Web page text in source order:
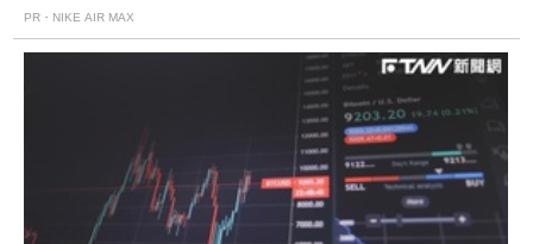
PR・NIKE AIR MAX